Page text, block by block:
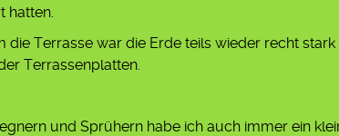
hatten.
die Terrasse war die Erde teils wieder recht
Terrassenplatten.
und Sprühern habe ich auch immer ein